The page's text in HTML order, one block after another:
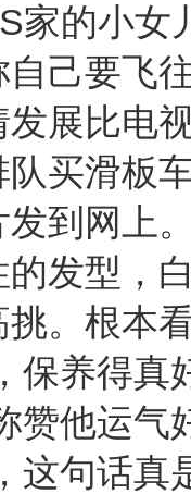
家的小女
己要飞
展比电
买滑板
到网上
发型，
。根本
保养得真
赞他运气
这句话真